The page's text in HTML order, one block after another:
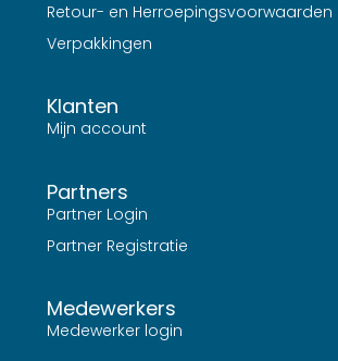
Retour- en Herroepingsvoorwaarden
Verpakkingen
Klanten
Mijn account
Partners
Partner Login
Partner Registratie
Medewerkers
Medewerker login